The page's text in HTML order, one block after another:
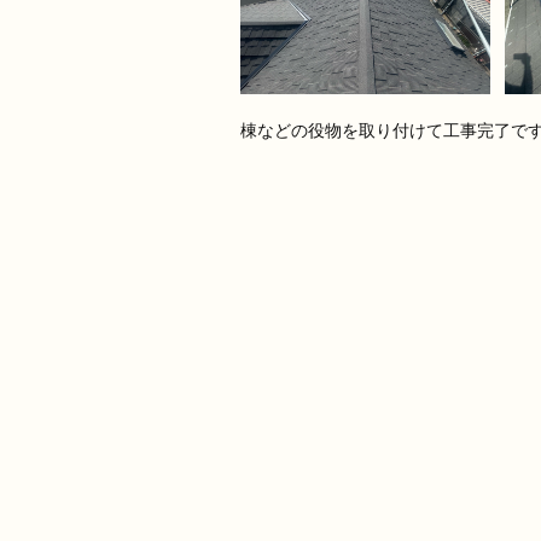
棟などの役物を取り付けて工事完了で